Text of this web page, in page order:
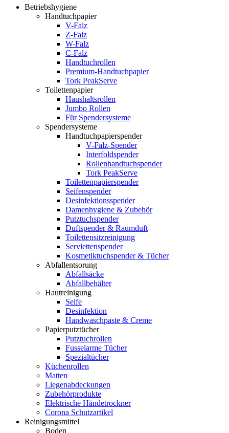
Betriebshygiene
Handtuchpapier
V-Falz
Z-Falz
W-Falz
C-Falz
Handtuchrollen
Premium-Handtuchpapier
Tork PeakServe
Toilettenpapier
Haushaltsrollen
Jumbo Rollen
Für Spendersysteme
Spendersysteme
Handtuchpapierspender
V-Falz-Spender
Interfoldspender
Rollenhandtuchspender
Tork PeakServe
Toilettenpapierspender
Seifenspender
Desinfektionsspender
Damenhygiene & Zubehör
Putztuchspender
Duftspender & Raumduft
Toilettensitzreinigung
Serviettenspender
Kosmetiktuchspender & Tücher
Abfallentsorung
Abfallsäcke
Abfallbehälter
Hautreinigung
Seife
Desinfektion
Handwaschpaste & Creme
Papierputztücher
Putztuchrollen
Fusselarme Tücher
Spezialtücher
Küchenrollen
Matten
Liegenabdeckungen
Zubehörprodukte
Elektrische Händetrockner
Corona Schutzartikel
Reinigungsmittel
Boden